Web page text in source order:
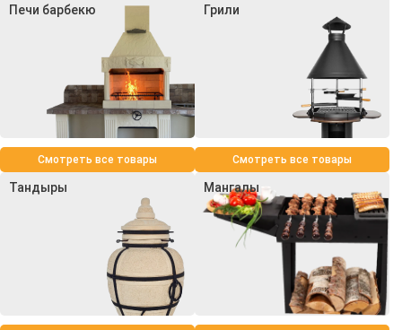
Печи барбекю
Смотреть все товары
Грили
Смотреть все товары
Тандыры Мангалы